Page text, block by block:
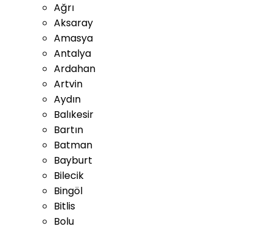
Ağrı
Aksaray
Amasya
Antalya
Ardahan
Artvin
Aydın
Balıkesir
Bartın
Batman
Bayburt
Bilecik
Bingöl
Bitlis
Bolu